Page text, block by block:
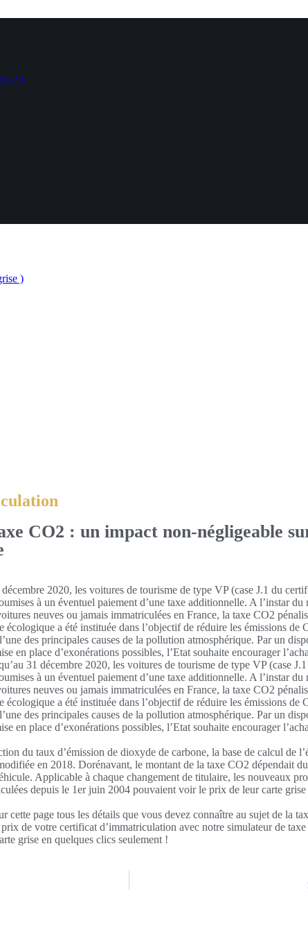
)
)
CO2 : un impact non-négligeable
2020, les voitures de tourisme de type VP (case J.1 du
à un éventuel paiement d’une taxe additionnelle. A l’instar du
neuves ou jamais immatriculées en France, la taxe CO2
écologique a été instituée dans l’objectif de réduire les émissions de
des principales causes de la pollution atmosphérique. Par un
en place d’exonérations possibles, l’Etat souhaite encourager
31 décembre 2020, les voitures de tourisme de type VP (case
à un éventuel paiement d’une taxe additionnelle. A l’instar du
neuves ou jamais immatriculées en France, la taxe CO2
écologique a été instituée dans l’objectif de réduire les émissions de
des principales causes de la pollution atmosphérique. Par un
en place d’exonérations possibles, l’Etat souhaite encourager
du taux d’émission de dioxyde de carbone, la base de calcul de
en 2018. Dorénavant, le montant de la taxe CO2 dépendait
Applicable à chaque changement de titulaire, les nouveaux
depuis le 1er juin 2004 pouvaient voir le prix de leur carte
cette page tous les détails que vous devez connaître au sujet de la
de votre certificat d’immatriculation avec notre simulateur de
grise en quelques clics seulement !